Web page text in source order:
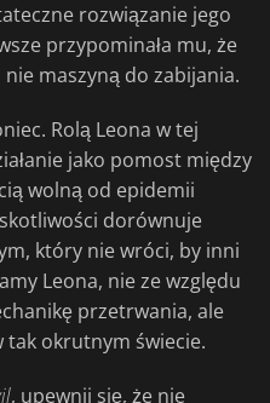
rozwiązanie jego
przypominała mu, że
nie maszyną do zabijania.
Rolą Leona w tej
jako pomost między
wolną od epidemii
dorównuje
który nie wróci, by inni
Leona, nie ze względu
przetrwania, ale
tak okrutnym świecie.
, upewnij się, że nie